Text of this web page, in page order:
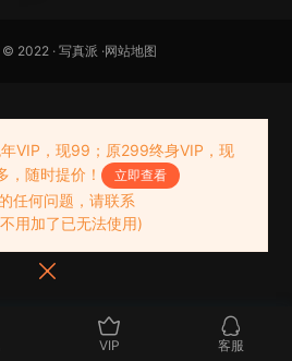
2022 · 写真派 ·网站地图
VIP 客服
VIP，现99；原299终身VIP，现
，随时提价！
立即查看
任何问题，请联系
用加了已无法使用)